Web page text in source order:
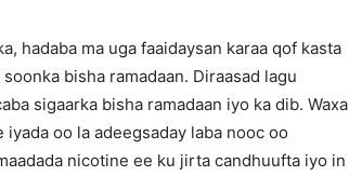
hadaba ma uga faaidaysan karaa qof kasta
bisha ramadaan. Diraasad lagu
sigaarka bisha ramadaan iyo ka dib. Waxa
oo la adeegsaday laba nooc oo
nicotine ee ku jirta candhuufta iyo in